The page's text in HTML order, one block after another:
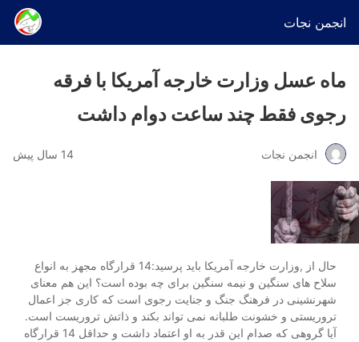
انجمن نجات
ماه عسل وزارت خارجه آمریکا با فرقه
رجوی فقط چند ساعت دوام داشت
انجمن نجات 14 سال پیش
حال از ,وزارت خارجه آمریکا باید پرسید:14 قرارگاه مجهز به انواع
سلاح های سنگین و نیمه سنگین برای چه بوده است؟ این هم معنای
شهرنشینی در فرهنگ جنگ و جنایت رجوی است که کاری جز اعمال
تروریستی و خشونت طلبانه نمی تواند بکند و ذاتش تروریست است.
آیا گروهی که صدام این قدر به او اعتماد داشت و حداقل 14 قرارگاه